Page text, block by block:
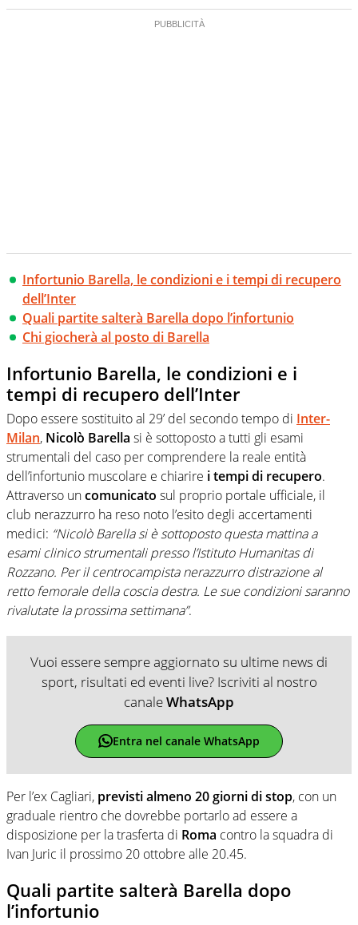
Infortunio Barella, le condizioni e i tempi di recupero
dell’Inter
Quali partite salterà Barella dopo l’infortunio
Chi giocherà al posto di Barella
Infortunio Barella, le condizioni e i
tempi di recupero dell’Inter
Dopo essere sostituito al 29’ del secondo tempo di Inter-
Milan, Nicolò Barella si è sottoposto a tutti gli esami
strumentali del caso per comprendere la reale entità
dell’infortunio muscolare e chiarire i tempi di recupero.
Attraverso uncomunicato sul proprio portale ufficiale, il
club nerazzurro ha reso noto l’esito degli accertamenti
medici: “Nicolò Barella si è sottoposto questa mattina a
esami clinico strumentali presso l’Istituto Humanitas di
Rozzano. Per il centrocampista nerazzurro distrazione al
retto femorale della coscia destra. Le sue condizioni saranno
rivalutate la prossima settimana”.
Vuoi essere sempre aggiornato su ultime news di
sport, risultati ed eventi live? Iscriviti al nostro
canaleWhatsApp
Entra nel canale WhatsApp
Per l’ex Cagliari, previsti almeno 20 giorni di stop, con un
graduale rientro che dovrebbe portarlo ad essere a
disposizione per la trasferta di Roma contro la squadra di
Ivan Juric il prossimo 20 ottobre alle 20.45.
Quali partite salterà Barella dopo
l’infortunio